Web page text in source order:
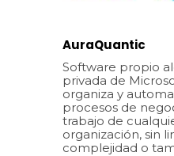
AuraQuantic
Software propio
privada de
organiza y
procesos de
trabajo de
organización, sin
complejidad o